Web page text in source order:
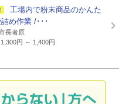
工場内で粉末商品のかんた
詰め作業 /･･･
長者原
円 ～ 1,400円